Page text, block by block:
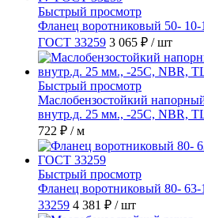
Быстрый просмотр
Фланец воротниковый 50-
ГОСТ 33259 3 065 ₽ / шт
Быстрый просмотр
Маслобензостойкий
внутр.д. 25 мм., -25C, NBR,
722 ₽ / м
Быстрый просмотр
Фланец воротниковый 80-
33259 4 381 ₽ / шт